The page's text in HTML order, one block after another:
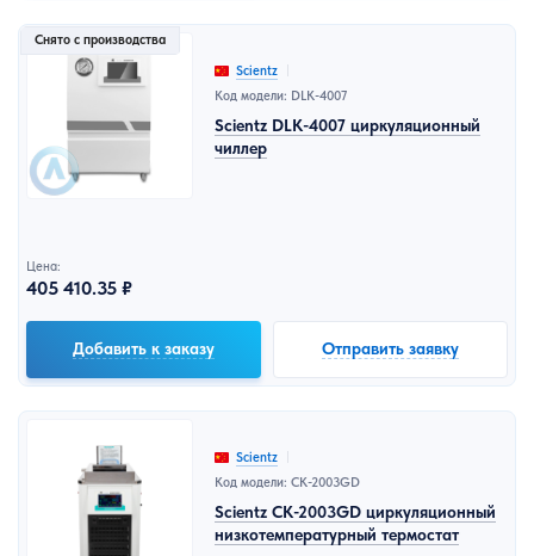
Снято с производства
Scientz
Код модели: DLK-4007
Scientz DLK-4007 циркуляционный
чиллер
Цена:
405 410.35 ₽
Добавить к заказу Отправить заявку
Scientz
Код модели: CK-2003GD
Scientz CK-2003GD циркуляционный
низкотемпературный термостат